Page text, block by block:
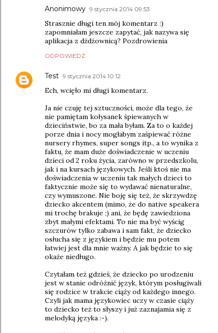
Anonimowy 9 stycznia 2014 09:53
Strasznie długi ten mój komentarz :)
zapomniałam jeszcze zapytać, jak nazywa się
aplikacja z dżdżownicą? Pozdrowienia
ODPOWIEDZ
Test 9 stycznia 2014 10:12
Ech, wcięło mi długi komentarz.
Ja nie czuję tej sztuczności, może dla tego, że
nie pamiętam kołysanek śpiewanych w
dzieciństwie, bo za mała byłam. Za to o każdej
porze dnia i nocy mogłabym zaśpiewać różne
nursery rhymes, super songs itp., a to wynika z
faktu, że mam duże doświadczenie w uczeniu
dzieci od 2 roku życia, zarówno w przedszkolu,
jak i na kursach językowych. Jeśli ktoś nie ma
doświadczenia w uczeniu tak małych dzieci to
faktycznie może się to wydawać nienaturalne,
czy wymuszone. Nie boję się też, że skrzywdzę
dziecko akcentem (mimo, że do native speakera
mi trochę brakuje ;) ani, że będę zawiedziona
zbyt małymi efektami. To nie ma być wyścig
szczurów tylko zabawa i sam fakt, że dziecko
osłucha się z językiem i będzie mu potem
łatwiej jest dla mnie ważny. A jak będzie to się
okaże niedługo.
Czytałam też gdzieś, że dziecko po urodzeniu
jest w stanie odróżnić język, którym posługiwali
się rodzice w trakcie ciąży od każdego innego.
Czyli jak mama językowiec uczy w czasie ciąży
to dziecko też to słyszy i już zaznajamia się z
melodyką języka :-).